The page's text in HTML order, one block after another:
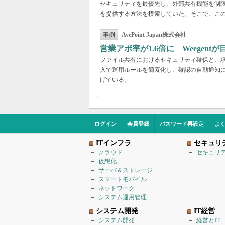
セキュリティを最優先し、外部共有機能を制
を提供する方法を模索していた。そこで、こ
事例 AvePoint Japan株式会社
営業アポ率が1.6倍に Weegentが
ファイル共有におけるセキュリティ確保と、
入で運用ルールを簡素化し、確認の自動通知
げている。
ログイン 会員登録 パスワード再設定 よ
ITインフラ
クラウド
仮想化
サーバ＆ストレージ
スマートモバイル
ネットワーク
システム運用管理
セキュリ
セキュリ
システム開発
システム開発
IT経営
経営とIT